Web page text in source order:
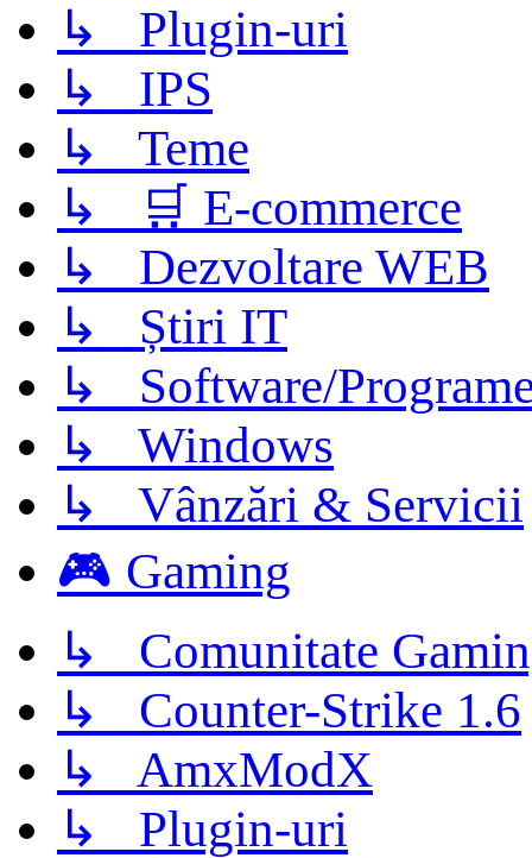
↳ Plugin-uri
↳ IPS
↳ Teme
↳ 🛒 E-commerce
↳ Dezvoltare WEB
↳ Știri IT
↳ Software/
↳ Windows
↳ Vânzări & Servicii
🎮 Gaming
↳ Comunitate
↳ Counter-Strike 1.6
↳ AmxModX
↳ Plugin-uri